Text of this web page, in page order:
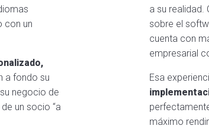
con un
a fondo su
negocio de
un socio “a
a su realidad.
sobre el
cuenta con
empresarial
Esa
máximo